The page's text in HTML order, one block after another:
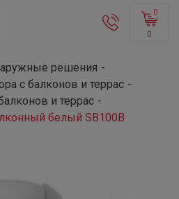
0
0
решения
с балконов и террас
и террас
белый SB100В